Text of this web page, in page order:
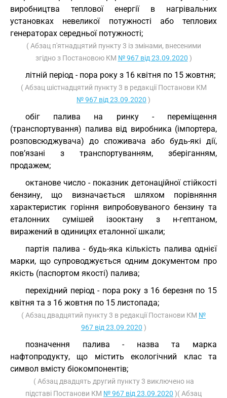
виробництва теплової енергії в нагрівальних
установках невеликої потужності або теплових
генераторах середньої потужності;
( Абзац п'ятнадцятий пункту 3 із змінами, внесеними
згідно з Постановою КМ № 967 від 23.09.2020 )
літній період - пора року з 16 квітня по 15 жовтня;
( Абзац шістнадцятий пункту 3 в редакції Постанови КМ
№ 967 від 23.09.2020 )
обіг палива на ринку - переміщення
(транспортування) палива від виробника (імпортера,
розповсюджувача) до споживача або будь-які дії,
пов’язані з транспортуванням, зберіганням,
продажем;
октанове число - показник детонаційної стійкості
бензину, що визначається шляхом порівняння
характеристик горіння випробовуваного бензину та
еталонних сумішей ізооктану з н-гептаном,
виражений в одиницях еталонної шкали;
партія палива - будь-яка кількість палива однієї
марки, що супроводжується одним документом про
якість (паспортом якості) палива;
перехідний період - пора року з 16 березня по 15
квітня та з 16 жовтня по 15 листопада;
( Абзац двадцятий пункту 3 в редакції Постанови КМ №
967 від 23.09.2020 )
позначення палива - назва та марка
нафтопродукту, що містить екологічний клас та
символ вмісту біокомпонентів;
( Абзац двадцять другий пункту 3 виключено на
підставі Постанови КМ № 967 від 23.09.2020 )( Абзац